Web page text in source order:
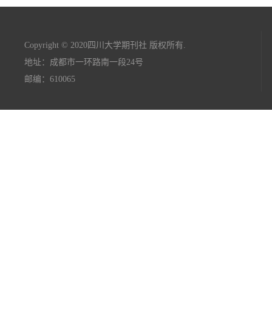
Copyright © 2020四川大学期刊社 版权所有.
地址：成都市一环路南一段24号
邮编：610065